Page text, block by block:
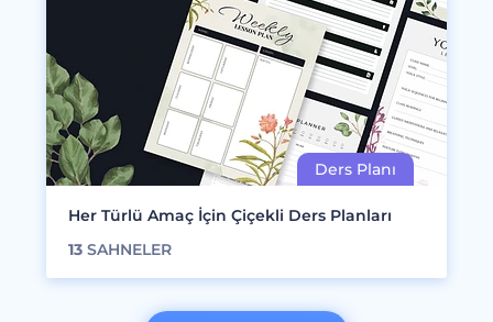
Her Türlü Amaç İçin Çiçekli Ders Planları
13 SAHNELER